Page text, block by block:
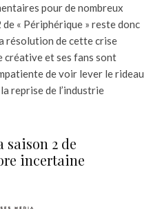
pour de nombreux
« Périphérique » reste donc
résolution de cette crise
créative et ses fans sont
de voir lever le rideau
reprise de l’industrie
saison 2 de
incertaine